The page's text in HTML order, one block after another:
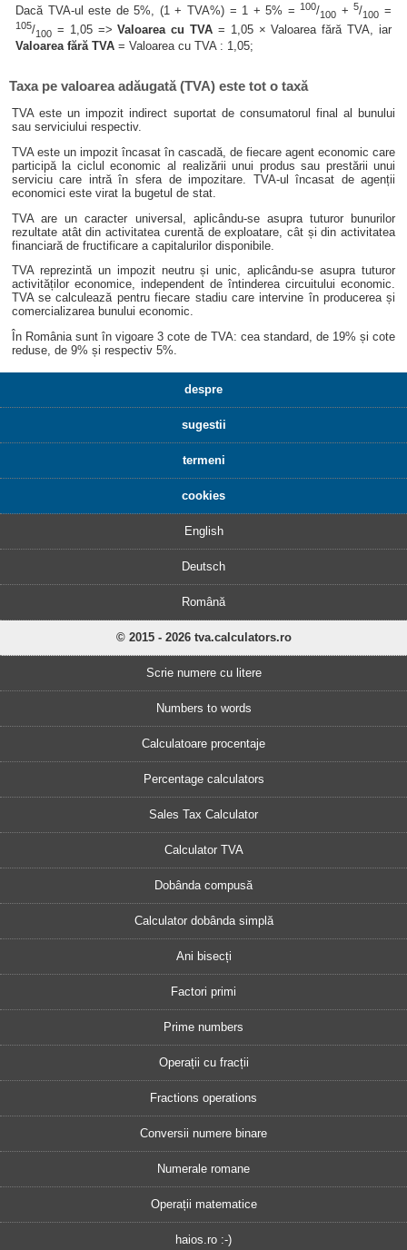
Dacă TVA-ul este de 5%, (1 + TVA%) = 1 + 5% =100/100 +5/100 =
105/100 = 1,05 =>Valoarea cu TVA = 1,05 × Valoarea fără TVA, iar
Valoarea fără TVA = Valoarea cu TVA : 1,05;
Taxa pe valoarea adăugată (TVA) este tot o taxă
TVA este un impozit indirect suportat de consumatorul final al bunului
sau serviciului respectiv.
TVA este un impozit încasat în cascadă, de fiecare agent economic care
participă la ciclul economic al realizării unui produs sau prestării unui
serviciu care intră în sfera de impozitare. TVA-ul încasat de agenții
economici este virat la bugetul de stat.
TVA are un caracter universal, aplicându-se asupra tuturor bunurilor
rezultate atât din activitatea curentă de exploatare, cât și din activitatea
financiară de fructificare a capitalurilor disponibile.
TVA reprezintă un impozit neutru și unic, aplicându-se asupra tuturor
activităților economice, independent de întinderea circuitului economic.
TVA se calculează pentru fiecare stadiu care intervine în producerea și
comercializarea bunului economic.
În România sunt în vigoare 3 cote de TVA: cea standard, de 19% și cote
reduse, de 9% și respectiv 5%.
despre
sugestii
termeni
cookies
English
Deutsch
Română
© 2015 - 2026 tva.calculators.ro
Scrie numere cu litere
Numbers to words
Calculatoare procentaje
Percentage calculators
Sales Tax Calculator
Calculator TVA
Dobânda compusă
Calculator dobânda simplă
Ani bisecți
Factori primi
Prime numbers
Operații cu fracții
Fractions operations
Conversii numere binare
Numerale romane
Operații matematice
haios.ro :-)